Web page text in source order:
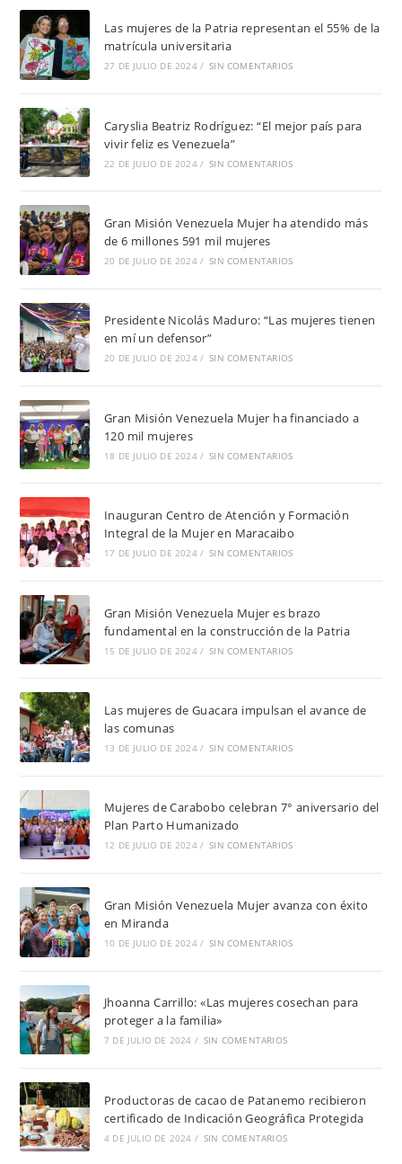
Las mujeres de la Patria representan el 55% de la
matrícula universitaria
27 DE JULIO DE 2024 / SIN COMENTARIOS
Caryslia Beatriz Rodríguez: “El mejor país para
vivir feliz es Venezuela”
22 DE JULIO DE 2024 / SIN COMENTARIOS
Gran Misión Venezuela Mujer ha atendido más
de 6 millones 591 mil mujeres
20 DE JULIO DE 2024 / SIN COMENTARIOS
Presidente Nicolás Maduro: “Las mujeres tienen
en mí un defensor”
20 DE JULIO DE 2024 / SIN COMENTARIOS
Gran Misión Venezuela Mujer ha financiado a
120 mil mujeres
18 DE JULIO DE 2024 / SIN COMENTARIOS
Inauguran Centro de Atención y Formación
Integral de la Mujer en Maracaibo
17 DE JULIO DE 2024 / SIN COMENTARIOS
Gran Misión Venezuela Mujer es brazo
fundamental en la construcción de la Patria
15 DE JULIO DE 2024 / SIN COMENTARIOS
Las mujeres de Guacara impulsan el avance de
las comunas
13 DE JULIO DE 2024 / SIN COMENTARIOS
Mujeres de Carabobo celebran 7° aniversario del
Plan Parto Humanizado
12 DE JULIO DE 2024 / SIN COMENTARIOS
Gran Misión Venezuela Mujer avanza con éxito
en Miranda
10 DE JULIO DE 2024 / SIN COMENTARIOS
Jhoanna Carrillo: «Las mujeres cosechan para
proteger a la familia»
7 DE JULIO DE 2024 / SIN COMENTARIOS
Productoras de cacao de Patanemo recibieron
certificado de Indicación Geográfica Protegida
4 DE JULIO DE 2024 / SIN COMENTARIOS